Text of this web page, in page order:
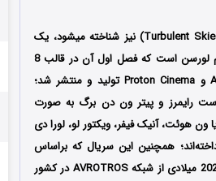
) که با عنوان آسمان متلاطم (Turbulent Skies) نیز شناخته میشود، یک
و تاریخی محصول کشور هلند به کارگردانی جرم لورسن است که فصل اول آن در قالب 8
قسمت در سال 2020 میلادی توسط سه کمپانی Topkapi Films و AVROTROS و Proton Cinema تولید و منتشر شد؛
رایمرز و پیتر ون دن برگ به صورت
هوئت، آنیک فیفر، ویکتور لو، لورا دی
همچنین این سریال که براساس
رویدادهای واقعی ساخته شده است، اولین بار از تاریخ 18 اکتبر تا 6 دسامبر سال 2020 میلادی از شبکه AVROTROS در کشور